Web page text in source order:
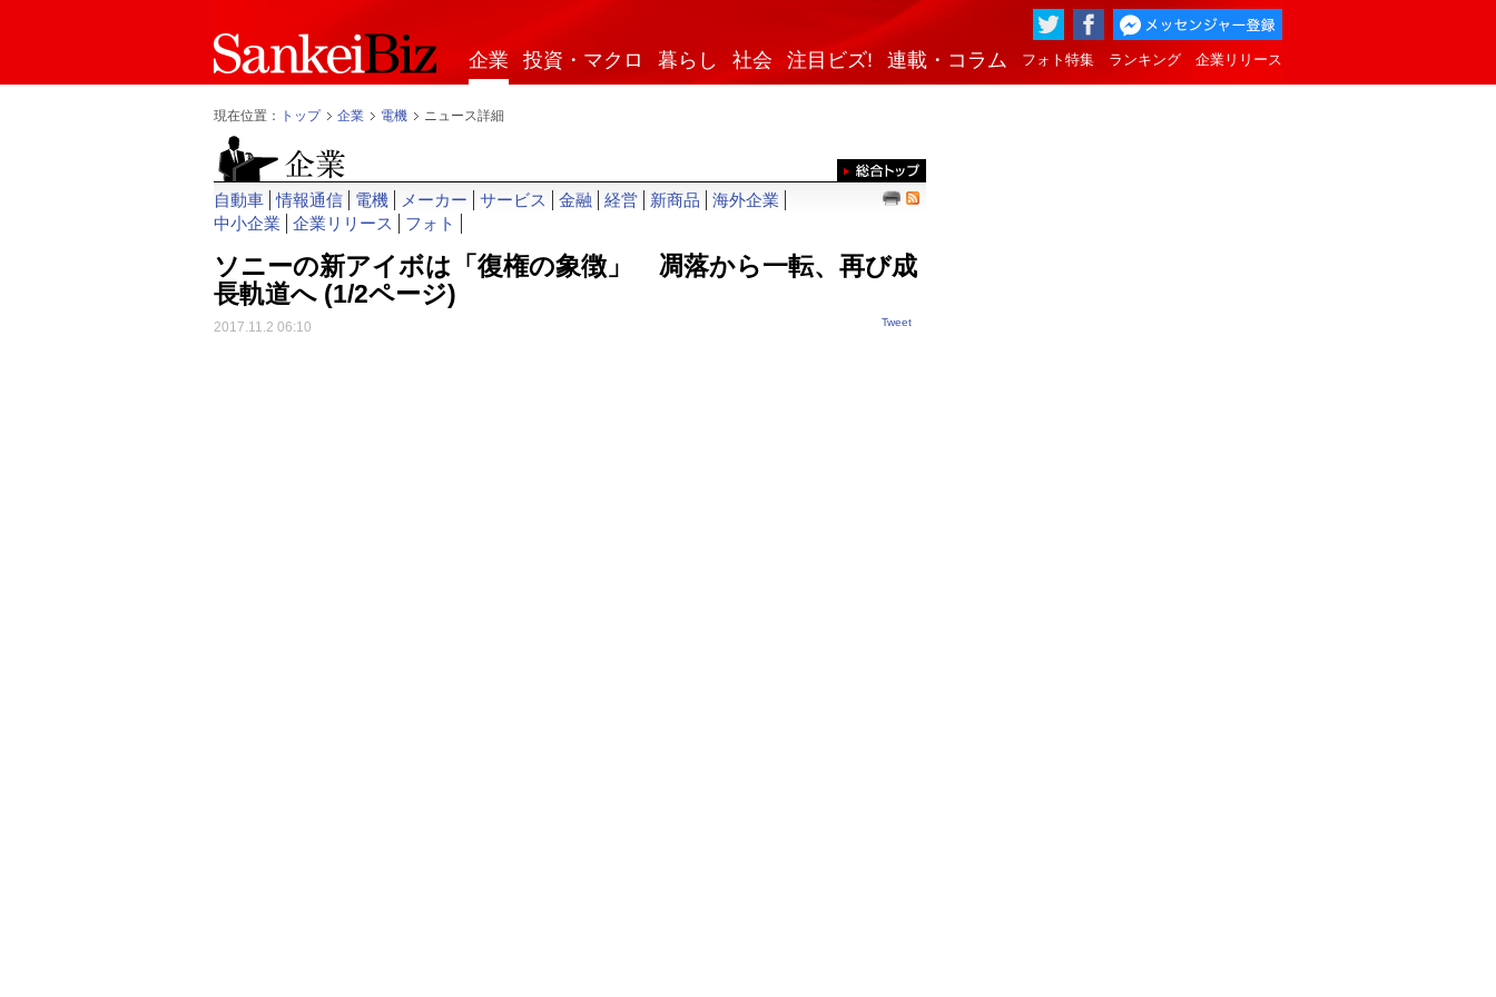
企業 投資・マクロ 暮らし 社会 注目ビズ! 連載・コラム フォト特集 ランキング 企業リリース
現在位置： トップ 企業 電機 ニュース詳細
自動車 情報通信 電機 メーカー サービス 金融 経営 新商品
海外企業
中小企業
企業リリース フォト
ソニーの新アイボは「復権の象徴」 凋落から一転、再び成
長軌道へ (1/2ページ)
2017.11.2 06:10 Tweet